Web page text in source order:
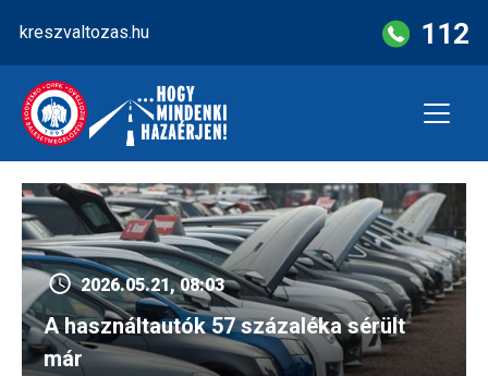
content
kreszvaltozas.hu 112
2026.05.21, 08:03
A használtautók 57 százaléka sérült
már